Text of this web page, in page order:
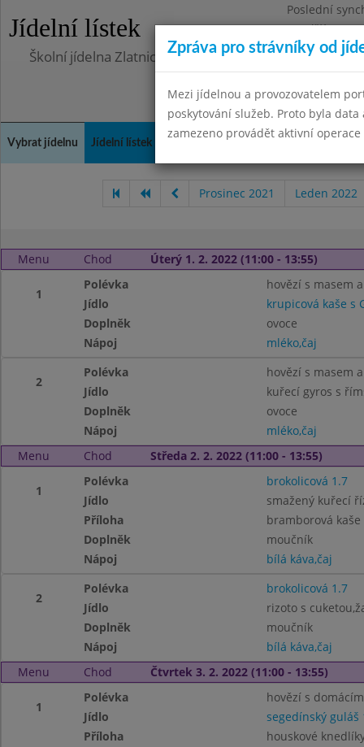
Jídelní lístek
Poslední
Pondělí
Školní jídelna Zlatnická
Vybrat jídelnu Jídelní lístek Kontakty a informace
Prosinec 2021 Leden 2022
Menu Chod Úterý 1. 2. 2022 (11:00 - 13:55)
1
Polévka
hovězí s masem
Jídlo
krupicová kaše s
Doplněk
ovoce
Nápoj
mléko,čaj
2
Polévka
hovězí s masem
Jídlo
kuřecí gyros s
Doplněk
ovoce
Nápoj
mléko,čaj
Menu
Chod Středa 2. 2. 2022 (11:00 - 13:55)
1
Polévka
brokolicová 1.7
Jídlo
smažený kuřecí
Příloha
bramborová kaše
Doplněk
moučník
Nápoj
bílá káva,čaj
2
Polévka
brokolicová 1.7
Jídlo
rizoto s
Doplněk
moučník
Nápoj
bílá káva,čaj
Menu
Chod Čtvrtek 3. 2. 2022 (11:00 - 13:55)
1
Polévka
hovězí s
Jídlo
segedínský guláš
Příloha
houskové
Zpráva pro strávníky od
Mezi jídelnou a provozovatelem
poskytování služeb. Proto byla
zamezeno provádět aktivní